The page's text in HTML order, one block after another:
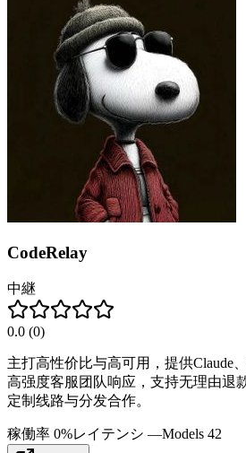
CodeRelay
中継
0.0 (0)
主打高性价比与高可用，提供Claude
高强度客服团队响应，支持无理由退
定制线路与分发合作。
稼働率 0%レイテンシ —Models 42